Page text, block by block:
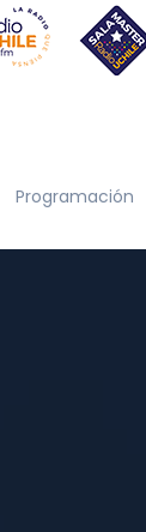
Programación